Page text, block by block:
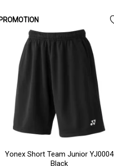
PROMOTION
Yonex Short Team Junior YJ0004
Black